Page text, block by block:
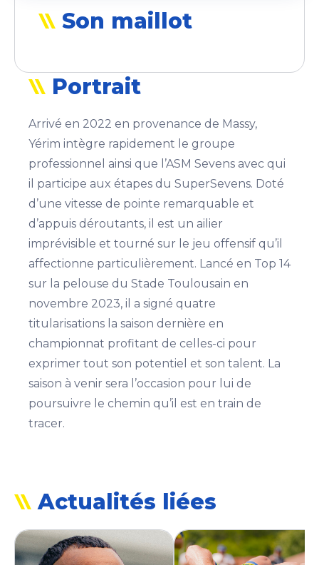
Son maillot
Portrait
Arrivé en 2022 en provenance de Massy,
Yérim intègre rapidement le groupe
professionnel ainsi que l’ASM Sevens avec qui
il participe aux étapes du SuperSevens. Doté
d’une vitesse de pointe remarquable et
d’appuis déroutants, il est un ailier
imprévisible et tourné sur le jeu offensif qu’il
affectionne particulièrement. Lancé en Top 14
sur la pelouse du Stade Toulousain en
novembre 2023, il a signé quatre
titularisations la saison dernière en
championnat profitant de celles-ci pour
exprimer tout son potentiel et son talent. La
saison à venir sera l’occasion pour lui de
poursuivre le chemin qu’il est en train de
tracer.
Actualités liées